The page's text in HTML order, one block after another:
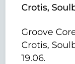
Crotis,
Groove
Crotis,
19.06.